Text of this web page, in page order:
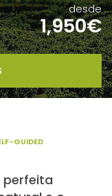
desde
1,950€
GUIDED
perfeita